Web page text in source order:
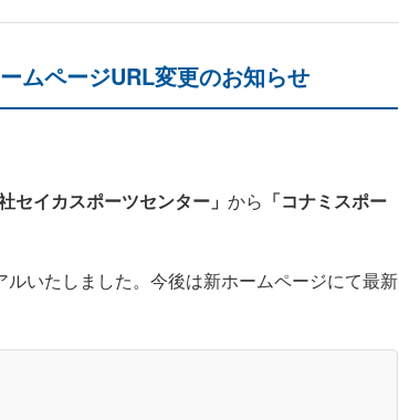
ムページURL変更のお知らせ
セイカスポーツセンター」 から 「コナミスポー
いたしました。今後は新ホームページにて最新